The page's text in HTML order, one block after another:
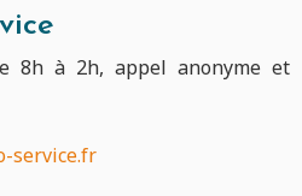
8h à 2h, appel anonyme et
service.fr